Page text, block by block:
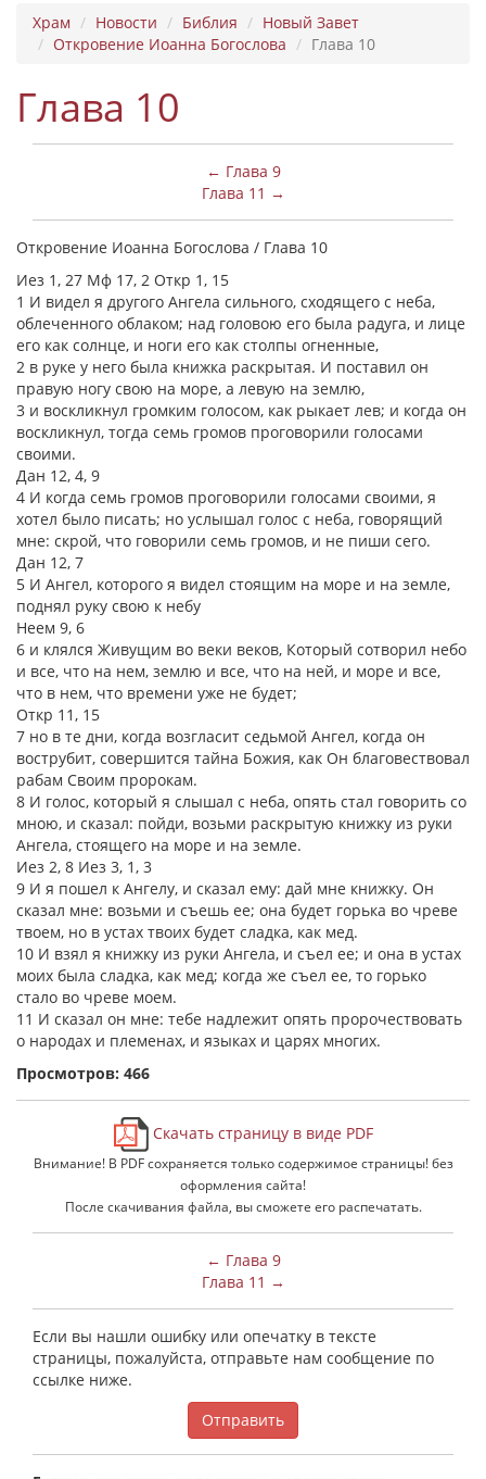
Храм Новости Библия
Новый Завет
Откровение Иоанна Богослова
Глава 10
Глава 10
← Глава 9
Глава 11 →
Откровение Иоанна Богослова / Глава 10
Иез 1, 27 Мф 17, 2 Откр 1, 15
1 И видел я другого Ангела сильного, сходящего с неба,
облеченного облаком; над головою его была радуга, и лице
его как солнце, и ноги его как столпы огненные,
2 в руке у него была книжка раскрытая. И поставил он
правую ногу свою на море, а левую на землю,
3 и воскликнул громким голосом, как рыкает лев; и когда он
воскликнул, тогда семь громов проговорили голосами
своими.
Дан 12, 4, 9
4 И когда семь громов проговорили голосами своими, я
хотел было писать; но услышал голос с неба, говорящий
мне: скрой, что говорили семь громов, и не пиши сего.
Дан 12, 7
5 И Ангел, которого я видел стоящим на море и на земле,
поднял руку свою к небу
Неем 9, 6
6 и клялся Живущим во веки веков, Который сотворил небо
и все, что на нем, землю и все, что на ней, и море и все,
что в нем, что времени уже не будет;
Откр 11, 15
7 но в те дни, когда возгласит седьмой Ангел, когда он
вострубит, совершится тайна Божия, как Он благовествовал
рабам Своим пророкам.
8 И голос, который я слышал с неба, опять стал говорить со
мною, и сказал: пойди, возьми раскрытую книжку из руки
Ангела, стоящего на море и на земле.
Иез 2, 8 Иез 3, 1, 3
9 И я пошел к Ангелу, и сказал ему: дай мне книжку. Он
сказал мне: возьми и съешь ее; она будет горька во чреве
твоем, но в устах твоих будет сладка, как мед.
10 И взял я книжку из руки Ангела, и съел ее; и она в устах
моих была сладка, как мед; когда же съел ее, то горько
стало во чреве моем.
11 И сказал он мне: тебе надлежит опять пророчествовать
о народах и племенах, и языках и царях многих.
Просмотров: 466
Скачать страницу в виде PDF
Внимание! В PDF сохраняется только содержимое страницы! без
оформления сайта!
После скачивания файла, вы сможете его распечатать.
← Глава 9
Глава 11 →
Если вы нашли ошибку или опечатку в тексте
страницы, пожалуйста, отправьте нам сообщение по
ссылке ниже.
Отправить